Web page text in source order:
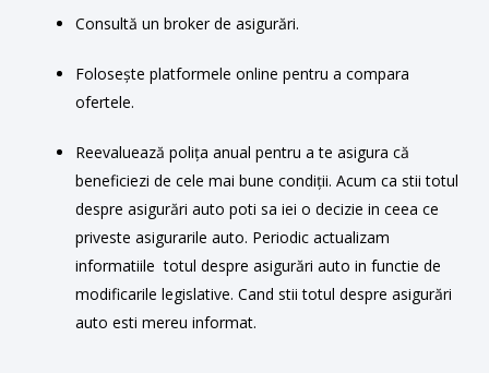
Consultă un broker de asigurări.
Folosește platformele online pentru a compara
ofertele.
Reevaluează polița anual pentru a te asigura că
beneficiezi de cele mai bune condiții. Acum ca stii totul
despre asigurări auto poti sa iei o decizie in ceea ce
priveste asigurarile auto. Periodic actualizam
informatiile totul despre asigurări auto in functie de
modificarile legislative. Cand stii totul despre asigurări
auto esti mereu informat.